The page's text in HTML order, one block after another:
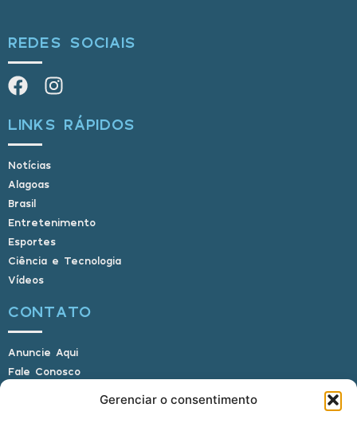
Gerenciar o consentimento
REDES SOCIAIS
LINKS RÁPIDOS
Notícias
Alagoas
Brasil
Entretenimento
Esportes
Ciência e Tecnologia
Vídeos
CONTATO
Anuncie Aqui
Fale Conosco